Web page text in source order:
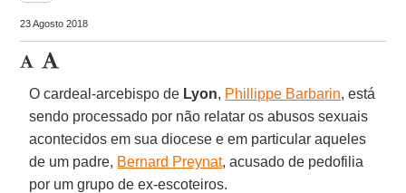
23 Agosto 2018
O cardeal-arcebispo de Lyon, Phillippe Barbarin, está
sendo processado por não relatar os abusos sexuais
acontecidos em sua diocese e em particular aqueles
de um padre, Bernard Preynat, acusado de pedofilia
por um grupo de ex-escoteiros.